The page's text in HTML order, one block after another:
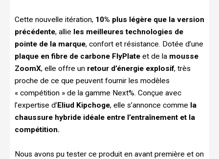
Cette nouvelle itération, 10% plus légère que la version
précédente, allie les meilleures technologies de
pointe de la marque, confort et résistance. Dotée d’une
plaque en fibre de carbone FlyPlate et de la mousse
ZoomX, elle offre un retour d’énergie explosif, très
proche de ce que peuvent fournir les modèles
« compétition » de la gamme Next%. Conçue avec
l’expertise d’Eliud Kipchoge, elle s’annonce comme la
chaussure hybride idéale entre l’entraînement et la
compétition.
Nous avons pu tester ce produit en avant première et on